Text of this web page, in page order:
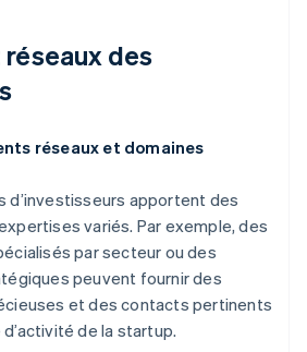
des
réseaux et domaines
apportent des
variés. Par exemple, des
par secteur ou des
peuvent fournir des
et des contacts pertinents
de la startup.